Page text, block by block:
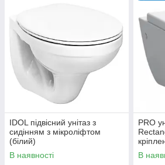
IDOL підвісний унітаз з
сидінням з мікроліфтом
(білий)
В наявності
PRO
В